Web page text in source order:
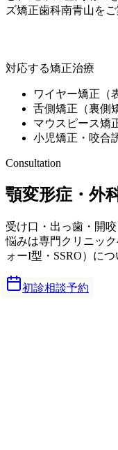
ズ矯正歯科南青山を
対応する矯正治療
ワイヤー矯正（
舌側矯正（裏側
マウスピース矯
小児矯正・咬合
Consultation
顎変形症・外
受け口・出っ歯・開
悩みは専門クリニック
ォーI型・SSRO）に
初診相談予約